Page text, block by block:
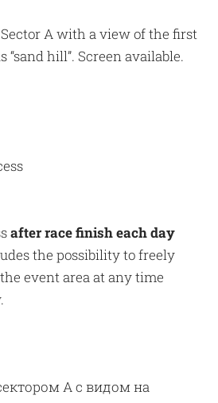
A with a view of the first
hill”. Screen available.
after race finish each day
the possibility to freely
event area at any time
A с видом на